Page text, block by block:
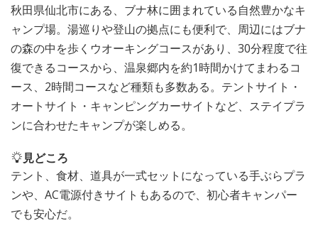
秋田県仙北市にある、ブナ林に囲まれている自然豊かなキ
ャンプ場。湯巡りや登山の拠点にも便利で、周辺にはブナ
の森の中を歩くウオーキングコースがあり、30分程度で往
復できるコースから、温泉郷内を約1時間かけてまわるコ
ース、2時間コースなど種類も多数ある。テントサイト・
オートサイト・キャンピングカーサイトなど、ステイプラ
ンに合わせたキャンプが楽しめる。
見どころ
テント、食材、道具が一式セットになっている手ぶらプラ
ンや、AC電源付きサイトもあるので、初心者キャンパー
でも安心だ。